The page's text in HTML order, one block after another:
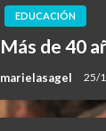
EDUCACIÓN
Más de 40
marielasagel 25/